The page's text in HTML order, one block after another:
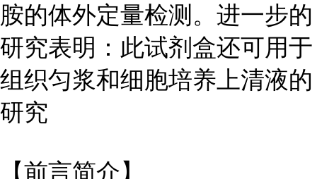
胺的体外定量检测。进一步的
研究表明：此试剂盒还可用于
组织匀浆和细胞培养上清液的
研究
【前言简介】